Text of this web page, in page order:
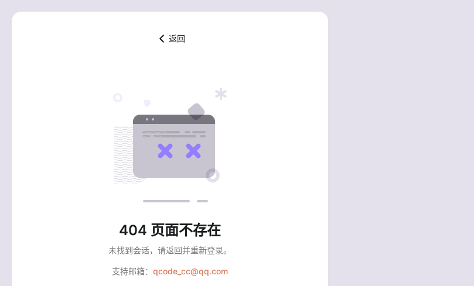
返回
404 页面不存在
未找到会话，请返回并重新登录。
支持邮箱： qcode_cc@qq.com